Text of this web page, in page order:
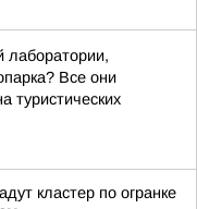
лаборатории,
Все они
туристических
кластер по огранке